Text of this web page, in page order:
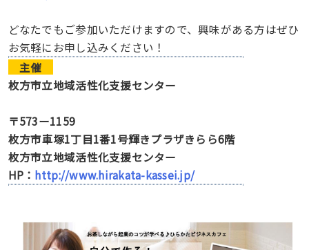
どなたでもご参加いただけますので、興味がある方はぜひ
お気軽にお申し込みください！
主催
枚方市立地域活性化支援センター
〒573ー1159
枚方市車塚1丁目1番1号輝きプラザきらら6階
枚方市立地域活性化支援センター
HP： http://www.hirakata-kassei.jp/